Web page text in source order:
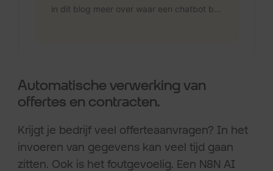
Automatische verwerking van
offertes en contracten.
Krijgt je bedrijf veel offerteaanvragen? In het
invoeren van gegevens kan veel tijd gaan
zitten. Ook is het foutgevoelig. Een N8N AI